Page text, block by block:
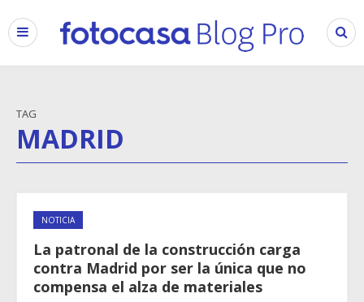
TAG
MADRID
NOTICIA
La patronal de la construcción carga
contra Madrid por ser la única que no
compensa el alza de materiales